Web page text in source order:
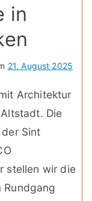
in
21. August 2025
Architektur
Die
Sint
stellen wir die
Rundgang